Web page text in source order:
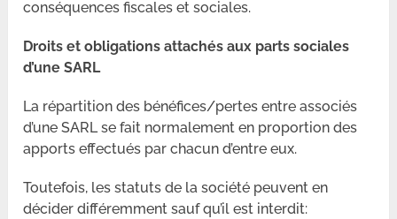
conséquences fiscales et sociales.
Droits et obligations attachés aux parts sociales
d’une SARL
La répartition des bénéfices/pertes entre associés
d’une SARL se fait normalement en proportion des
apports effectués par chacun d’entre eux.
Toutefois, les statuts de la société peuvent en
décider différemment sauf qu’il est interdit: